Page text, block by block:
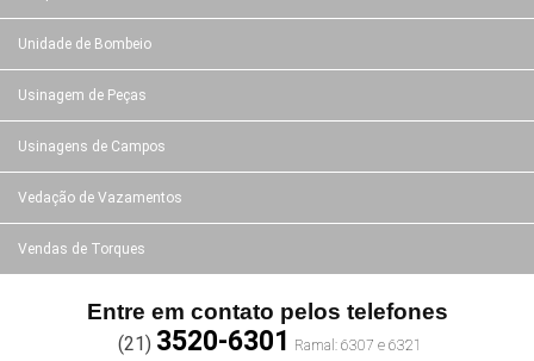
Unidade de Bombeio
Usinagem de Peças
Usinagens de Campos
Vedação de Vazamentos
Vendas de Torques
Entre em contato pelos telefones
(21) 3520-6301